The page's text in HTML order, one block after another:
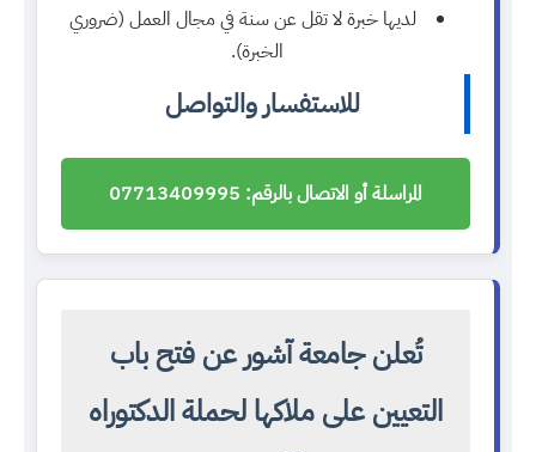
لديها خبرة لا تقل عن سنة في مجال العمل (ضروري
الخبرة).
للاستفسار والتواصل
المراسلة أو الاتصال بالرقم: 07713409995
تُعلن جامعة آشور عن فتح باب
التعيين على ملاكها لحملة الدكتوراه